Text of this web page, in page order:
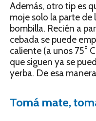
Además, otro tip es
moje solo la parte de
bombilla. Recién a
cebada se puede
caliente (a unos 75°
que siguen ya se
yerba. De esa
Tomá mate,